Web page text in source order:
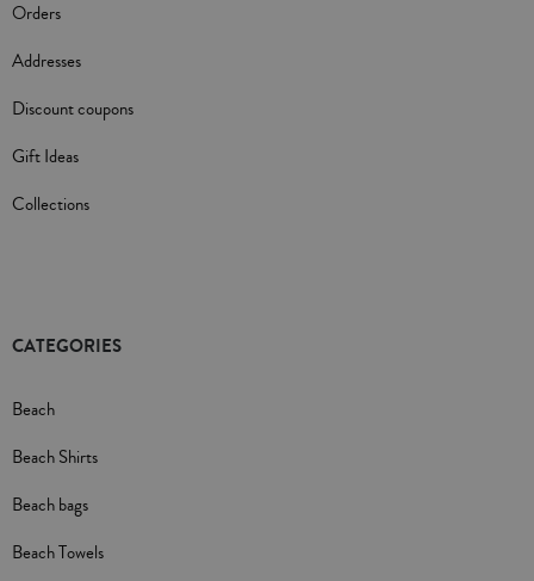
Orders
Addresses
Discount coupons
Gift Ideas
Collections
CATEGORIES
Beach
Beach Shirts
Beach bags
Beach Towels